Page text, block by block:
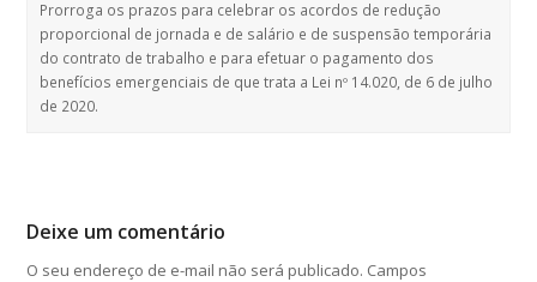
Prorroga os prazos para celebrar os acordos de redução
proporcional de jornada e de salário e de suspensão temporária
do contrato de trabalho e para efetuar o pagamento dos
benefícios emergenciais de que trata a Lei nº 14.020, de 6 de julho
de 2020.
Deixe um comentário
O seu endereço de e-mail não será publicado. Campos